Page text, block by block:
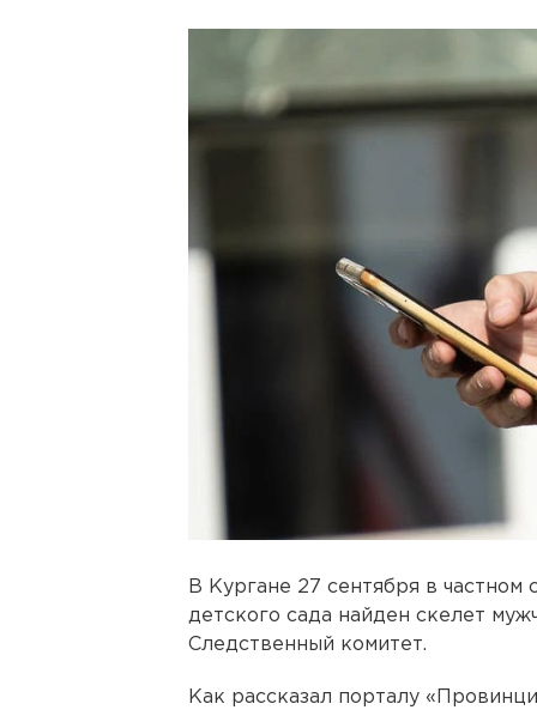
В Кургане 27 сентября в частном
детского сада найден скелет
Следственный комитет.
Как рассказал порталу